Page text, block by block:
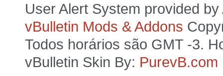
User Alert System provided by
vBulletin Mods & Addons
Todos horários são GMT -3.
vBulletin Skin By: PurevB.com